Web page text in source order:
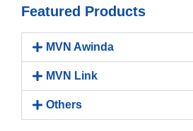
Featured Products
MVN Awinda
MVN Link
Others